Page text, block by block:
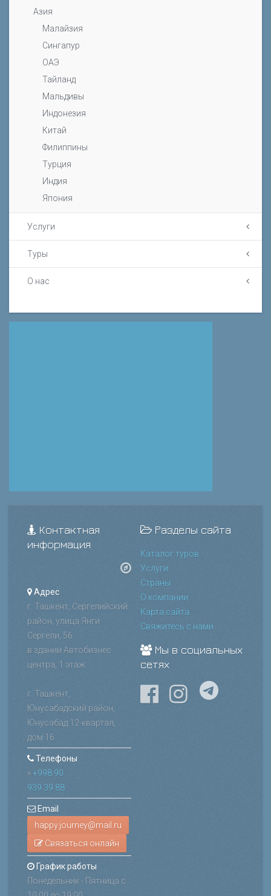
Азия
Малайзия
Сингапур
ОАЭ
Тайланд
Мальдивы
Индонезия
Китай
Филиппины
Турция
Индия
Япония
Услуги
Туры
О нас
Контактная
информация
Адрес
г. Ташкент, Сергелийский
район, улица Янги
Сергели, 56
в здании Автобизнес
центра, 1 этаж
г. Ташкент,
Юнусабадский район,
Юнусабад 12-квартал,
дом 16
Телефоны
»+998 90
939 39 88
Email
Связаться онлайн
График работы
Понедельник - Пятница с
Разделы сайта
Каталог туров
Услуги
Страны
О компании
Карта сайта
Свяжитесь с нами
Мы в социальных
сетях